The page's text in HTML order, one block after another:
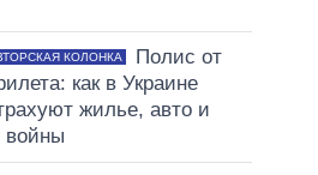
КОЛОНКА
Полис от
как в Украине
жилье, авто и
войны